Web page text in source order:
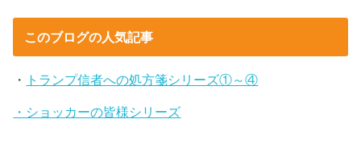
このブログの人気記事
・ トランプ信者への処方箋シリーズ①～④
・ショッカーの皆様シリーズ